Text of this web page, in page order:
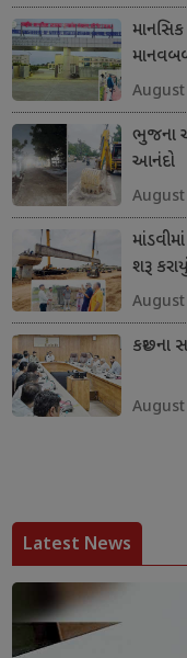
August
ભુજના
આનંદો
August
શરૂ
August
કચ્છના
August
Latest News